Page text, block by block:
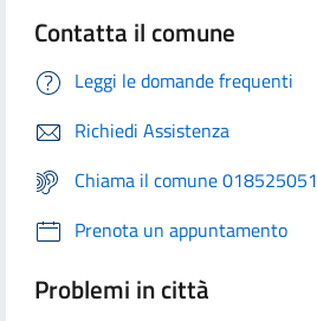
Contatta il comune
Leggi le domande frequenti
Richiedi Assistenza
Chiama il comune 018525051
Prenota un appuntamento
Problemi in città